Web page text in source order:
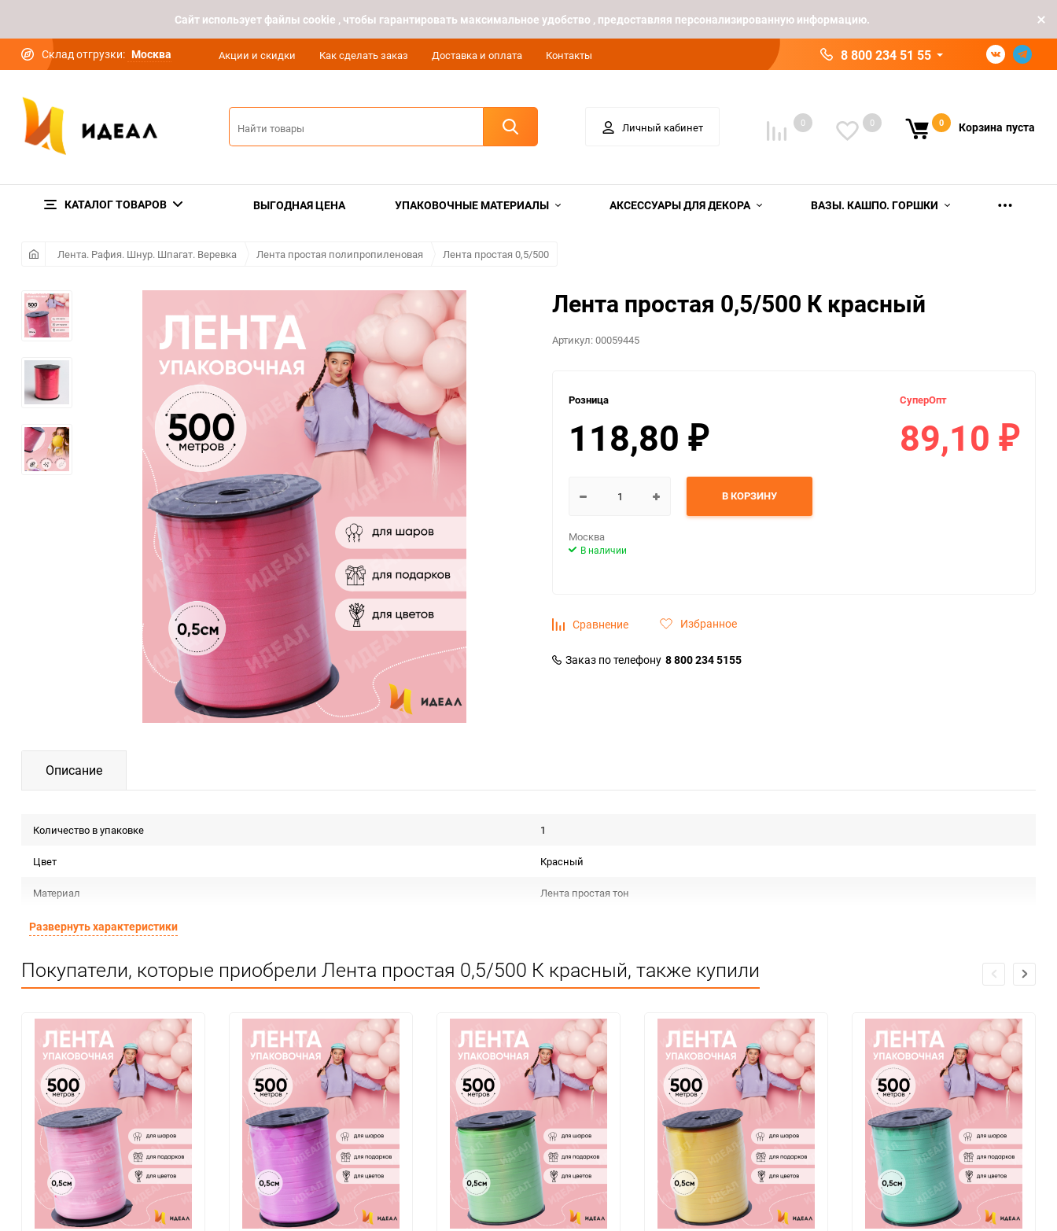
Cайт использует файлы cookie , чтобы гарантировать максимальное удобство , предоставляя персонализированную информацию.
Склад отгрузки: Москва Акции и скидки Как сделать заказ Доставка и оплата Контакты 8 800 234 51 55
Личный кабинет 0 0 0 Корзина пуста
КАТАЛОГ ТОВАРОВ ВЫГОДНАЯ ЦЕНА УПАКОВОЧНЫЕ МАТЕРИАЛЫ АКСЕССУАРЫ ДЛЯ ДЕКОРА ВАЗЫ. КАШПО. ГОРШКИ
Лента. Рафия. Шнур. Шпагат. Веревка Лента простая полипропиленовая Лента простая 0,5/500
Лента простая 0,5/500 К красный
Артикул:00059445
Розница
118,80 ₽
СуперОпт
89,10 ₽
В КОРЗИНУ
Москва
В наличии
Сравнение Избранное
Заказ по телефону 8 800 234 5155
Описание
Количество в упаковке 1
Цвет Красный
Материал Лента простая тон
Срок годности
Предназначение товара Для декора
Сертификация Не подлежит сертификации
Особые условия Особых условий не требует
Минимальное количество
Количество в коробке
Единица измерения шт
Размер 0,5см* 500м (простая)
ЦветНоменклатуры красный
Развернуть характеристики
Покупатели, которые приобрели Лента простая 0,5/500 К красный, также купили